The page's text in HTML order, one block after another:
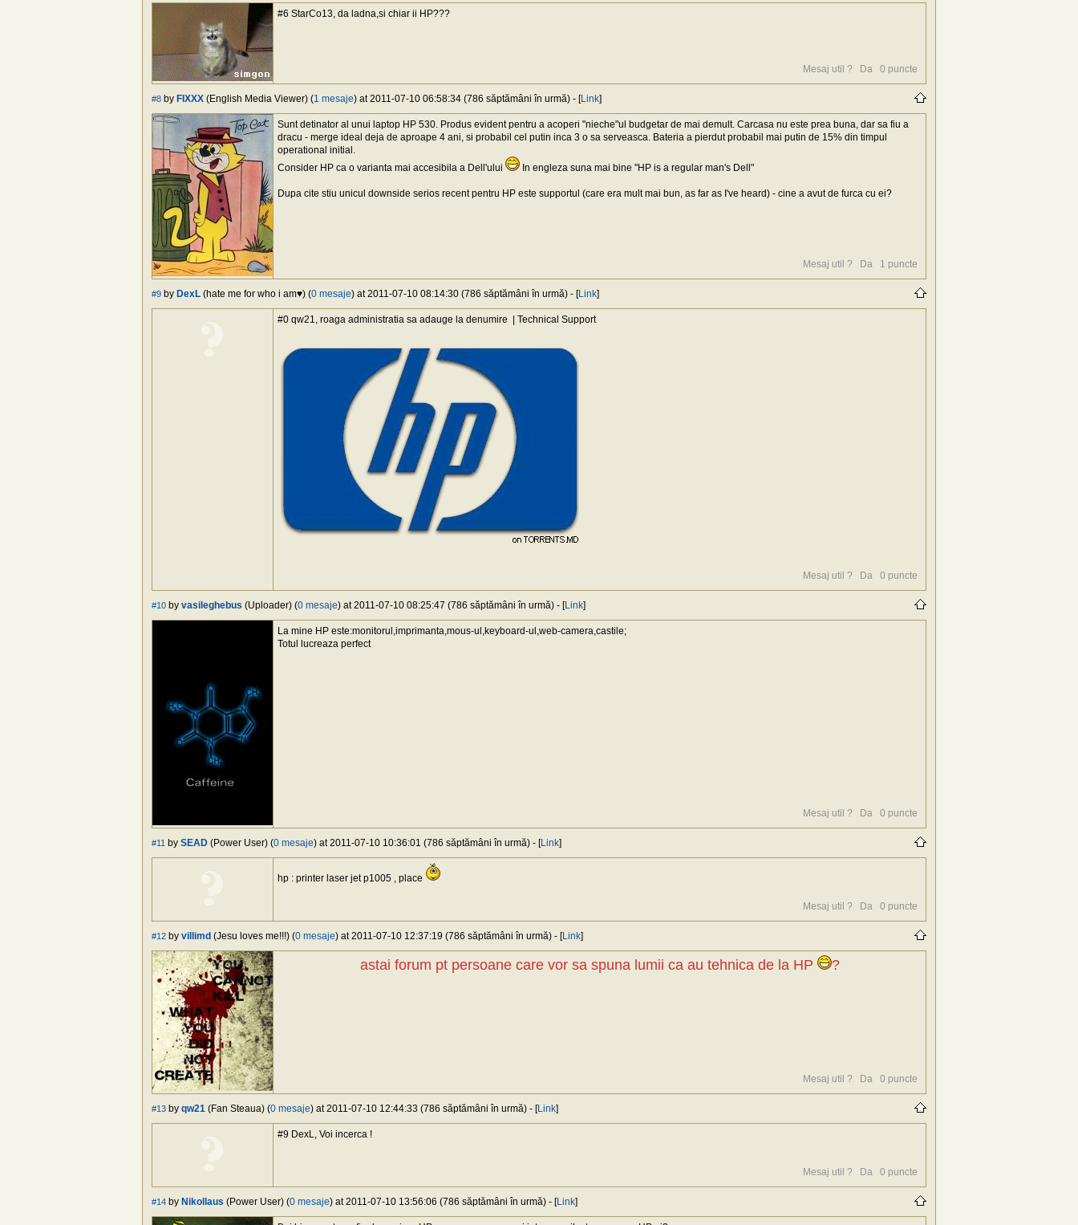
#6 StarCo13, da ladna,si chiar ii HP???
Mesaj util ? Da 0 puncte
#8 by FIXXX (English Media Viewer) (1 mesaje) at 2011-07-10 06:58:34 (786 săptămâni în urmă) - [Link]
Sunt detinator al unui laptop HP 530. Produs evident pentru a acoperi "nieche"ul budgetar de mai demult. Carcasa nu este prea buna, dar sa fiu a
dracu - merge ideal deja de aproape 4 ani, si probabil cel putin inca 3 o sa serveasca. Bateria a pierdut probabil mai putin de 15% din timpul
operational initial.
Consider HP ca o varianta mai accesibila a Dell'ului
In engleza suna mai bine "HP is a regular man's Dell"
Dupa cite stiu unicul downside serios recent pentru HP este supportul (care era mult mai bun, as far as I've heard) - cine a avut de furca cu ei?
Mesaj util ? Da 1 puncte
#9 by DexL (hate me for who i am♥) (0 mesaje) at 2011-07-10 08:14:30 (786 săptămâni în urmă) - [Link]
#0 qw21, roaga administratia sa adauge la denumire | Technical Support
Mesaj util ? Da 0 puncte
#10 by vasileghebus (Uploader) (0 mesaje) at 2011-07-10 08:25:47 (786 săptămâni în urmă) - [Link]
La mine HP este:monitorul,imprimanta,mous-ul,keyboard-ul,web-camera,castile;
Totul lucreaza perfect
Mesaj util ? Da 0 puncte
#11 by SEAD (Power User) (0 mesaje) at 2011-07-10 10:36:01 (786 săptămâni în urmă) - [Link]
hp : printer laser jet p1005 , place
Mesaj util ? Da 0 puncte
#12 by villimd (Jesu loves me!!!) (0 mesaje) at 2011-07-10 12:37:19 (786 săptămâni în urmă) - [Link]
astai forum pt persoane care vor sa spuna lumii ca au tehnica de la HP ?
Mesaj util ? Da 0 puncte
#13 by qw21 (Fan Steaua) (0 mesaje) at 2011-07-10 12:44:33 (786 săptămâni în urmă) - [Link]
#9 DexL, Voi incerca !
Mesaj util ? Da 0 puncte
#14 by Nikollaus (Power User) (0 mesaje) at 2011-07-10 13:56:06 (786 săptămâni în urmă) - [Link]